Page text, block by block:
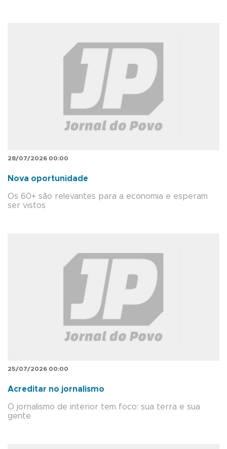
28/07/2026 00:00
Nova oportunidade
Os 60+ são relevantes para a economia e esperam
ser vistos
25/07/2026 00:00
Acreditar no jornalismo
O jornalismo de interior tem foco: sua terra e sua
gente